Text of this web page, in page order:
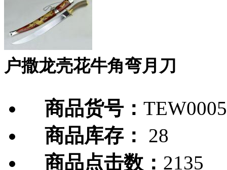
户撒龙壳花牛角弯月刀
商品货号：
商品库存：
28
商品点击数： 2135